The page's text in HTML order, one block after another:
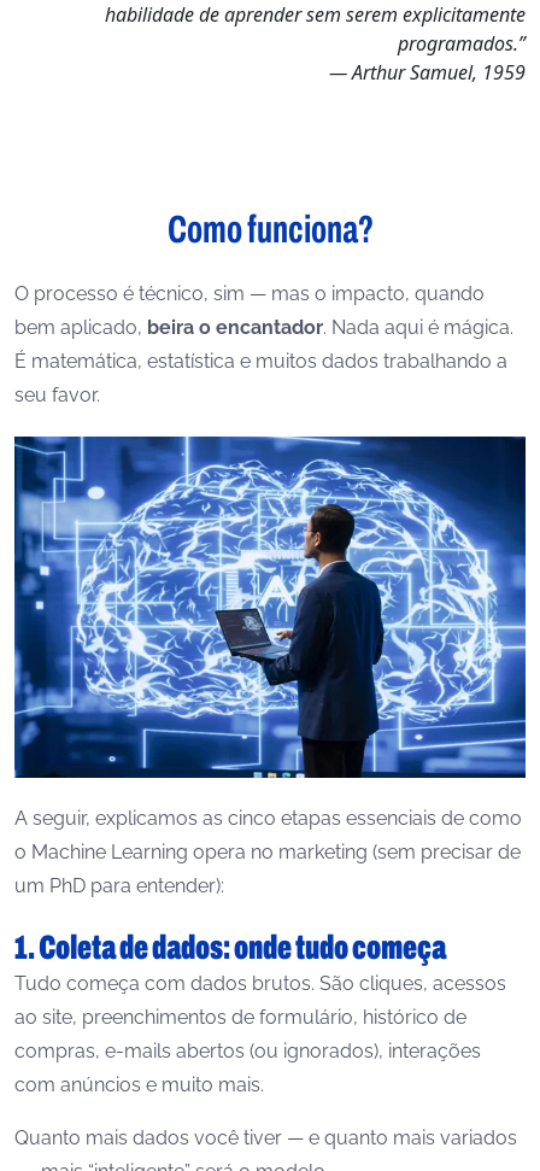
habilidade de aprender sem serem explicitamente
programados.”
—Arthur Samuel, 1959
Como funciona?
O processo é técnico, sim — mas o impacto, quando
bem aplicado, beira o encantador. Nada aqui é mágica.
É matemática, estatística e muitos dados trabalhando a
seu favor.
A seguir, explicamos as cinco etapas essenciais de como
o Machine Learning opera no marketing (sem precisar de
um PhD para entender):
1. Coleta de dados: onde tudo começa
Tudo começa com dados brutos. São cliques, acessos
ao site, preenchimentos de formulário, histórico de
compras, e-mails abertos (ou ignorados), interações
com anúncios e muito mais.
Quanto mais dados você tiver — e quanto mais variados